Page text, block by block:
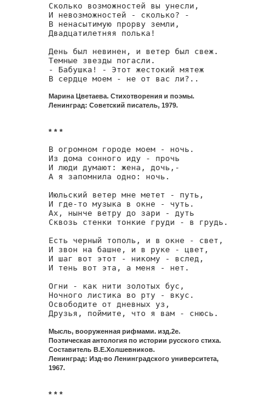
Сколько возможностей вы унесли,
И невозможностей - сколько? -
В ненасытимую прорву земли,
Двадцатилетняя полька!
День был невинен, и ветер был свеж.
Темные звезды погасли.
- Бабушка! - Этот жестокий мятеж
В сердце моем - не от вас ли?..
Марина Цветаева. Стихотворения и поэмы.
Ленинград: Советский писатель, 1979.
* * *
В огромном городе моем - ночь.
Из дома сонного иду - прочь
И люди думают: жена, дочь,-
А я запомнила одно: ночь.
Июльский ветер мне метет - путь,
И где-то музыка в окне - чуть.
Ах, нынче ветру до зари - дуть
Сквозь стенки тонкие груди - в грудь.
Есть черный тополь, и в окне - свет,
И звон на башне, и в руке - цвет,
И шаг вот этот - никому - вслед,
И тень вот эта, а меня - нет.
Огни - как нити золотых бус,
Ночного листика во рту - вкус.
Освободите от дневных уз,
Друзья, поймите, что я вам - снюсь.
Мысль, вооруженная рифмами. изд.2е.
Поэтическая антология по истории русского стиха.
Составитель В.Е.Холшевников.
Ленинград: Изд-во Ленинградского университета,
1967.
* * *